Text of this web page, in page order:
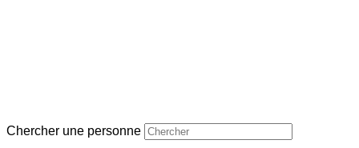
Chercher une personne